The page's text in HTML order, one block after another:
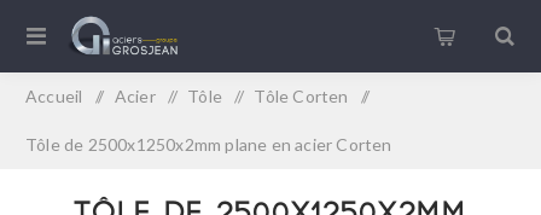
Accueil / Acier / Tôle / Tôle Corten /
Tôle de 2500x1250x2mm plane en acier Corten